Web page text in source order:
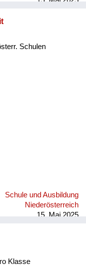
Schulen
Schule und Ausbildung
Niederösterreich
15. Mai 2025
Klasse